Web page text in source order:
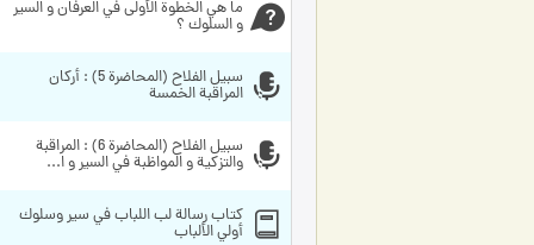
و السلوك ؟
المراقبة الخمسة
والتزكية و المواظبة في السير و ا...
أولي‌ الألباب